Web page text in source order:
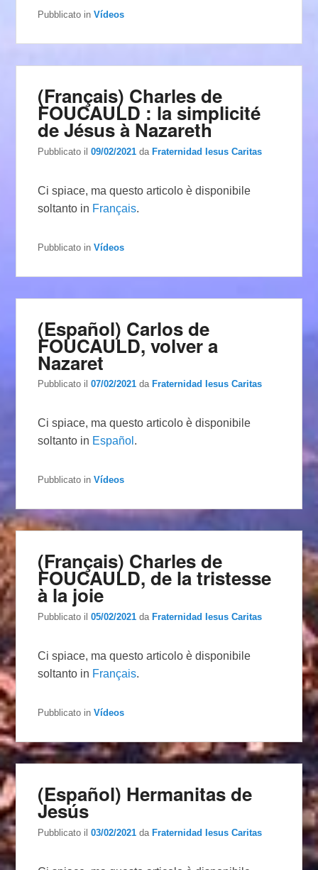
Pubblicato in Vídeos
(Français) Charles de
FOUCAULD : la simplicité
de Jésus à Nazareth
Pubblicato il09/02/2021 daFraternidad Iesus Caritas
Ci spiace, ma questo articolo è disponibile
soltanto in Français.
Pubblicato in Vídeos
(Español) Carlos de
FOUCAULD, volver a
Nazaret
Pubblicato il07/02/2021 da Fraternidad Iesus Caritas
Ci spiace, ma questo articolo è disponibile
soltanto in Español .
Pubblicato in Vídeos
(Français) Charles de
FOUCAULD, de la tristesse
à la joie
Pubblicato il05/02/2021 da Fraternidad Iesus Caritas
Ci spiace, ma questo articolo è disponibile
soltanto in Français.
Pubblicato in Vídeos
(Español) Hermanitas de
Jesús
Pubblicato il03/02/2021 da Fraternidad Iesus Caritas